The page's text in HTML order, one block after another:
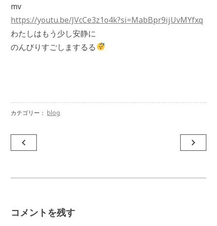
mv
https://youtu.be/JVcCe3z1o4k?si=MabBpr9ijUvMYfxq
わたしはもう少し安静に
のんびりすごしまするる
カテゴリー： blog
投
稿
ー
navigate_before navigate_next
コメントを残す